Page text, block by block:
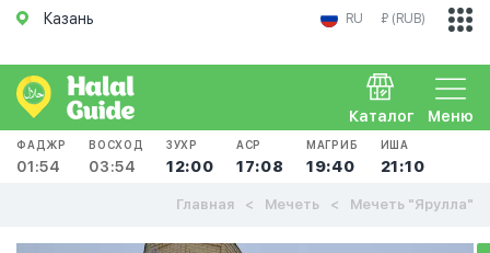
Казань RU ₽ (RUB)
Меню
Каталог
ФАДЖР
01:54
ВОСХОД
03:54
ЗУХР
12:00
АСР
17:08
МАГРИБ
19:40
ИША
21:10
Главная Мечеть Мечеть "Ярулла"